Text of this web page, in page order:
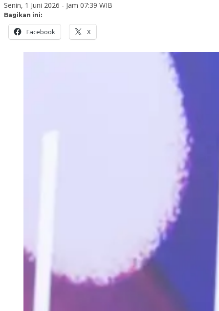
Senin, 1 Juni 2026 - Jam 07:39 WIB
Bagikan ini:
Facebook X